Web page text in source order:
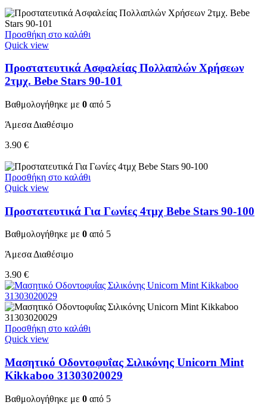
Προσθήκη στο καλάθι
Quick view
Προστατευτικά Ασφαλείας Πολλαπλών Χρήσεων
2τμχ. Bebe Stars 90-101
Βαθμολογήθηκε με 0 από 5
Άμεσα Διαθέσιμο
3.90 €
Προσθήκη στο καλάθι
Quick view
Προστατευτικά Για Γωνίες 4τμχ Bebe Stars 90-100
Βαθμολογήθηκε με 0 από 5
Άμεσα Διαθέσιμο
3.90 €
Προσθήκη στο καλάθι
Quick view
Μασητικό Οδοντοφυΐας Σιλικόνης Unicorn Mint
Kikkaboo 31303020029
Βαθμολογήθηκε με 0 από 5